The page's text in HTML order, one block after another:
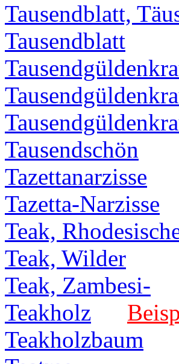
Tausendblatt,
Tausendblatt
Tausendschön
Tazettanarzisse
Tazetta-Narzisse
Teak,
Teak, Wilder
Teak, Zambesi-
Teakholz
Teakholzbaum